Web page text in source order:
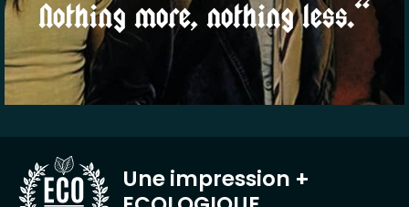
Nothing more, nothing less.“
Une impression +